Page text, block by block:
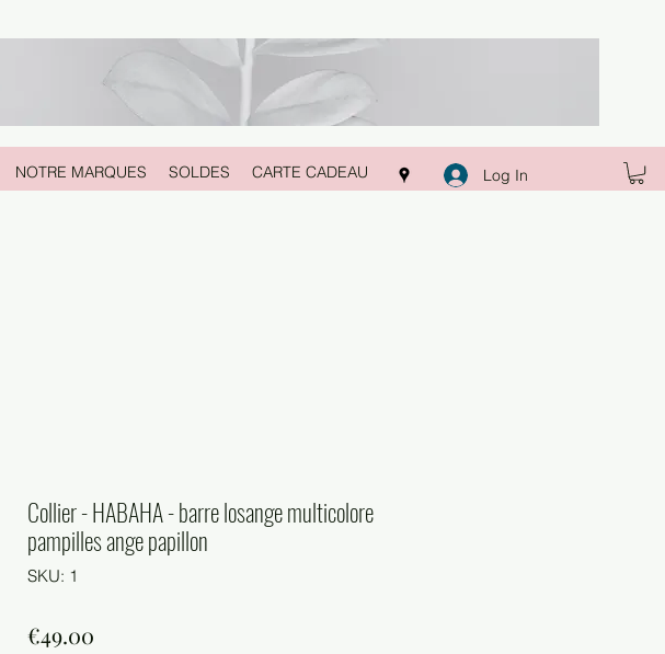
NOTRE MARQUES SOLDES CARTE CADEAU Log In
Collier - HABAHA - barre losange multicolore
pampilles ange papillon
SKU: 1
€49.00